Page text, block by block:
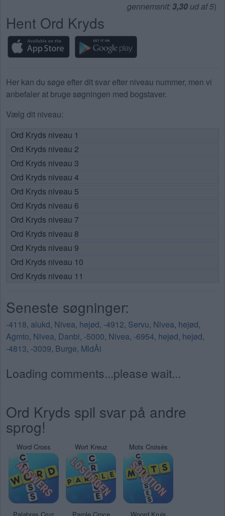
gennemsnit:3,30 ud af 5)
Hent Ord Kryds
Her kan du søge efter dit svar efter niveau nummer, men vi
anbefaler at bruge søgningen med bogstaver.
Vælg dit niveau:
Ord Kryds niveau 1
Ord Kryds niveau 2
Ord Kryds niveau 3
Ord Kryds niveau 4
Ord Kryds niveau 5
Ord Kryds niveau 6
Ord Kryds niveau 7
Ord Kryds niveau 8
Ord Kryds niveau 9
Ord Kryds niveau 10
Ord Kryds niveau 11
Seneste søgninger:
-4118, alukd, Nivea, hejød, -4912, Servu, Nivea, hejød,
Agmto, Nivea, Danbi, -5000, Nivea, -6954, hejød, hejød,
-4813, -3039, Burge, MldÅi
Loading comments...please wait...
Ord Kryds spil svar på andre
sprog!
Word Cross Wort Kreuz Mots Croisés